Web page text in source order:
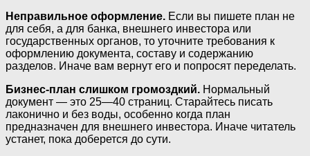
Неправильное оформление. Если вы пишете план не
для себя, а для банка, внешнего инвестора или
государственных органов, то уточните требования к
оформлению документа, составу и содержанию
разделов. Иначе вам вернут его и попросят переделать.
Бизнес-план слишком громоздкий. Нормальный
документ — это 25—40 страниц. Старайтесь писать
лаконично и без воды, особенно когда план
предназначен для внешнего инвестора. Иначе читатель
устанет, пока доберется до сути.